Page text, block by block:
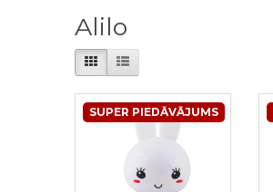
Alilo
SUPER PIEDĀVĀJUMS